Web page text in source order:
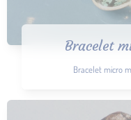
Bracelet
Bracelet micro